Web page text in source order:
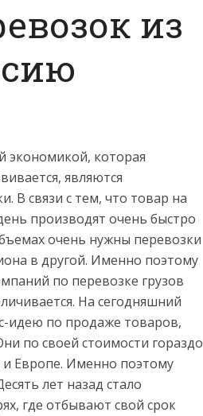
из
экономикой, которая
являются
В связи с тем, что товар на
производят очень быстро
очень нужны перевозки
в другой. Именно поэтому
по перевозке грузов
На сегодняшний
идею по продаже товаров,
по своей стоимости гораздо
Европе. Именно поэтому
лет назад стало
где отбывают свой срок